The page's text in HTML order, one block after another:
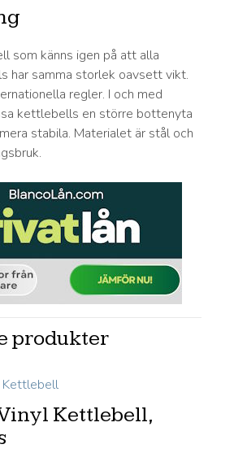
som känns igen på att alla
har samma storlek oavsett vikt.
regler. I och med
kettlebells en större bottenyta
stabila. Materialet är stål och
produkter
Kettlebell,